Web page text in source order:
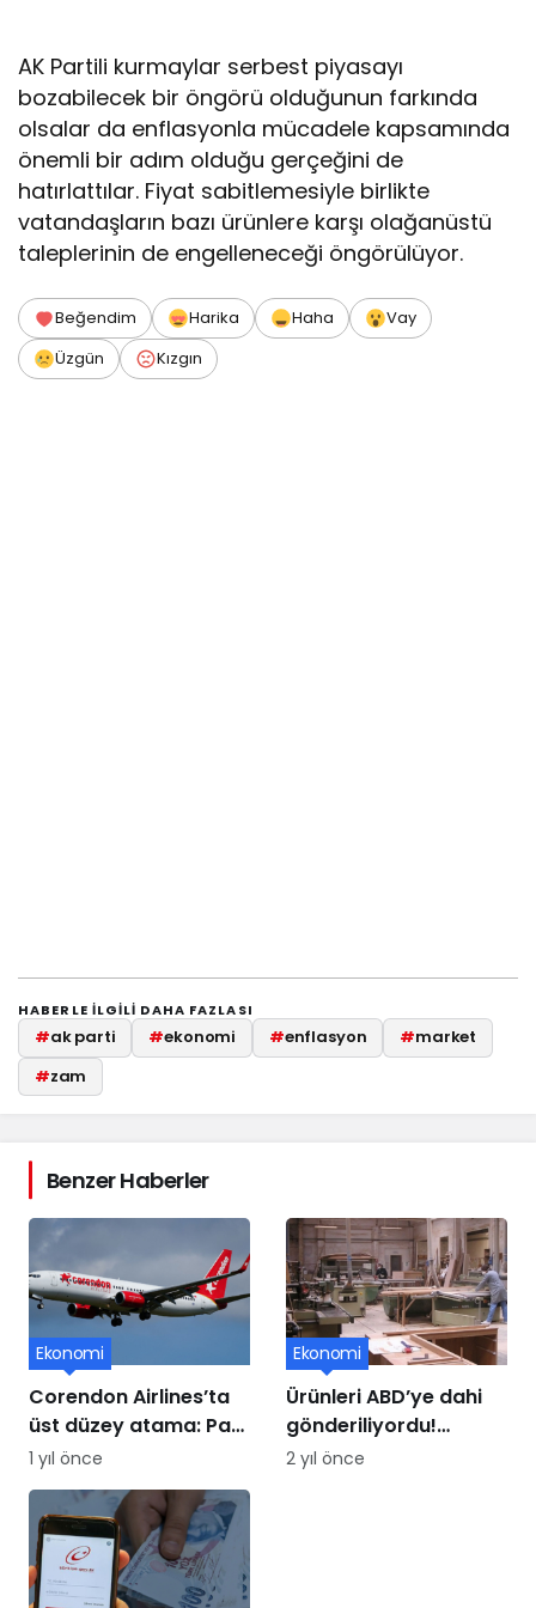
AK Partili kurmaylar serbest piyasayı
bozabilecek bir öngörü olduğunun farkında
olsalar da enflasyonla mücadele kapsamında
önemli bir adım olduğu gerçeğini de
hatırlattılar. Fiyat sabitlemesiyle birlikte
vatandaşların bazı ürünlere karşı olağanüstü
taleplerinin de engelleneceği öngörülüyor.
Beğendim Harika Haha
Vay
Üzgün
Kızgın
HABERLE ILGILI DAHA FAZLASI
#ak parti #ekonomi #enflasyon #market
#zam
Benzer Haberler
Corendon Airlines’ta
üst düzey atama: Paul
Schwaiger yeni CCO
oldu
Ekonomi
1 yıl önce
Ürünleri ABD’ye dahi
gönderiliyordu!
Mobilya üssü iflasın
Ekonomi
2 yıl önce